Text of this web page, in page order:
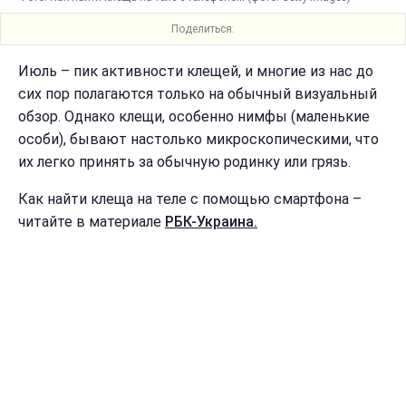
Поделиться:
Июль – пик активности клещей, и многие из нас до
сих пор полагаются только на обычный визуальный
обзор. Однако клещи, особенно нимфы (маленькие
особи), бывают настолько микроскопическими, что
их легко принять за обычную родинку или грязь.
Как найти клеща на теле с помощью смартфона –
читайте в материале РБК-Украина.